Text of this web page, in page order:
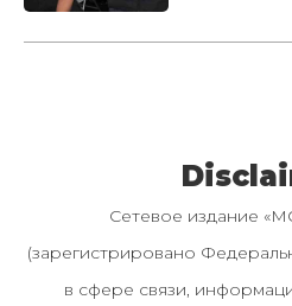
Сетевое издание
(зарегистрировано
в сфере связи,